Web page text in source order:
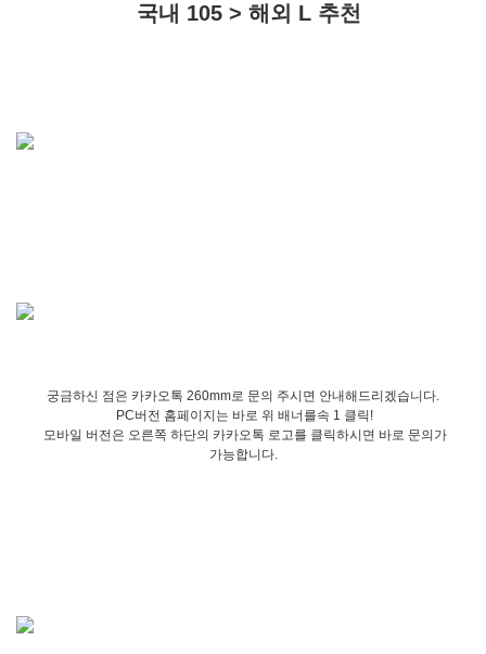
국내 105 > 해외 L 추천
궁금하신 점은 카카오톡 260mm로 문의 주시면 안내해드리겠습니다.
PC버전 홈페이지는 바로 위 배너를속 1 클릭!
모바일 버전은 오른쪽 하단의 카카오톡 로고를 클릭하시면 바로 문의가
가능합니다.